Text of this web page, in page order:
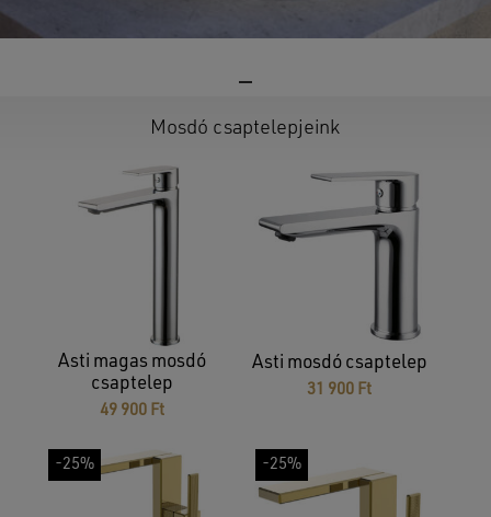
Mosdó csaptelepjeink
Asti magas mosdó
csaptelep
49 900 Ft
Asti mosdó csaptelep
31 900 Ft
-25% -25%